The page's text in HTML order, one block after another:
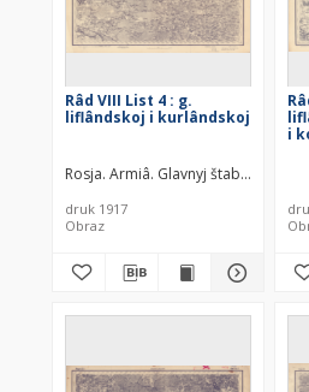
Râd VIII List 4 : g.
liflândskoj i kurlândskoj
Rosja. Armiâ. Glavnyj štab.
druk 1917
Obraz
i